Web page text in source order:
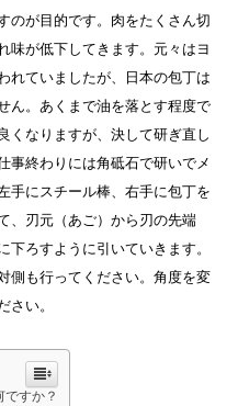
のが目的です。肉をたくさん切
味が低下してきます。元々はヨ
れていましたが、日本の包丁は
ん。あくまで油を落とす程度で
くなりますが、決して研ぎ直し
事終わりには角砥石で研いでメ
手にスチール棒、右手に包丁を
、刃元（あご）から刃の先端
下ろすように引いていきます。
側も行ってください。角度を変
さい。
すか？